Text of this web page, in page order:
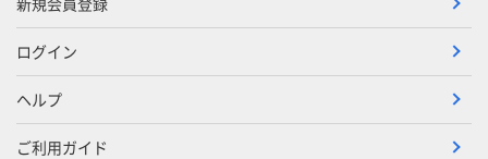
ログイン
ヘルプ
ご利用ガイド